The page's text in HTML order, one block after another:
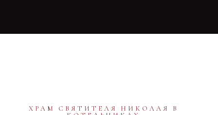
ХРАМ СВЯТИТЕЛЯ НИКОЛАЯ В